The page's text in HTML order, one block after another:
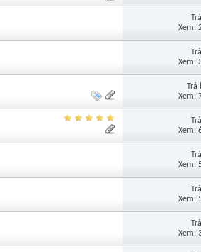
Xem:
Xem:
Trả
Xem:
Xem:
Xem:
Xem:
Xem: